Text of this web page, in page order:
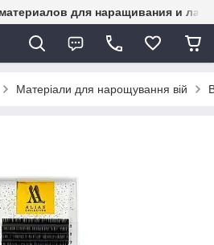
для наращивания и
Матеріали для нарощування вій